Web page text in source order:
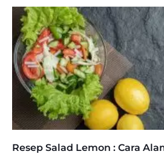
Resep Salad Lemon : Cara